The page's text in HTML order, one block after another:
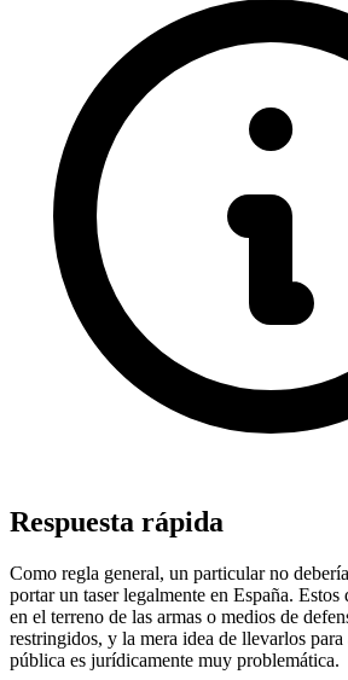
Respuesta rápida
Como regla general, un particular no
portar un taser legalmente en España.
en el terreno de las armas o medios de
restringidos, y la mera idea de llevarlos
pública es jurídicamente muy problemática.